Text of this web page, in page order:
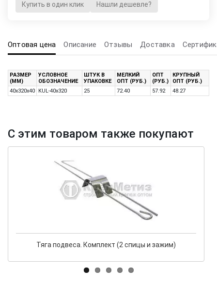
Купить в один клик Нашли дешевле?
Оптовая цена Описание Отзывы Доставка
РАЗМЕР
(ММ)
УСЛОВНОЕ
ОБОЗНАЧЕНИЕ
ШТУК В
УПАКОВКЕ
МЕЛКИЙ
ОПТ (РУБ.)
ОПТ
(РУБ.)
КРУПНЫЙ
ОПТ (РУБ.)
40x320x40
KUL-40х320 25 72.40 57.92 48.27
С этим товаром также покупают
Тяга подвеса. Комплект (2 спицы и зажим)